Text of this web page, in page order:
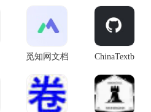
觅知网文档 ChinaTextb